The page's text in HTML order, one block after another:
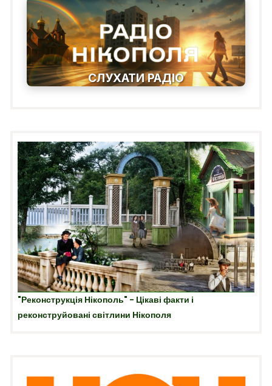
СЛУХАТИ РАДІО
"Реконструкція Нікополь" - Цікаві факти і
реконструйовані світлини Нікополя